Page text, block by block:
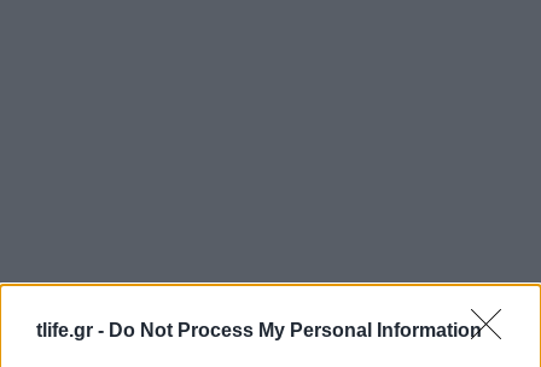
tlife.gr - Do Not Process My Personal Information
Fitness,Γυμναστικη,Υγεια
7 ασκήσεις stretching για να ανακουφίσεις